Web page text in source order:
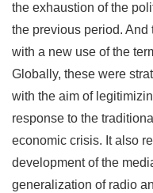
the exhaustion of the
the previous period.
with a new use of the
Globally, these were
with the aim of
response to the
economic crisis. It also
development of the
generalization of radio